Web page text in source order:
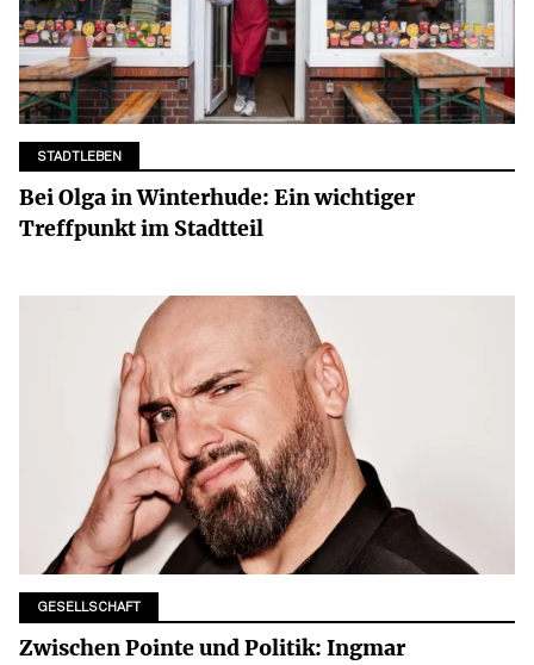
STADTLEBEN
Bei Olga in Winterhude: Ein wichtiger
Treffpunkt im Stadtteil
GESELLSCHAFT
Zwischen Pointe und Politik: Ingmar